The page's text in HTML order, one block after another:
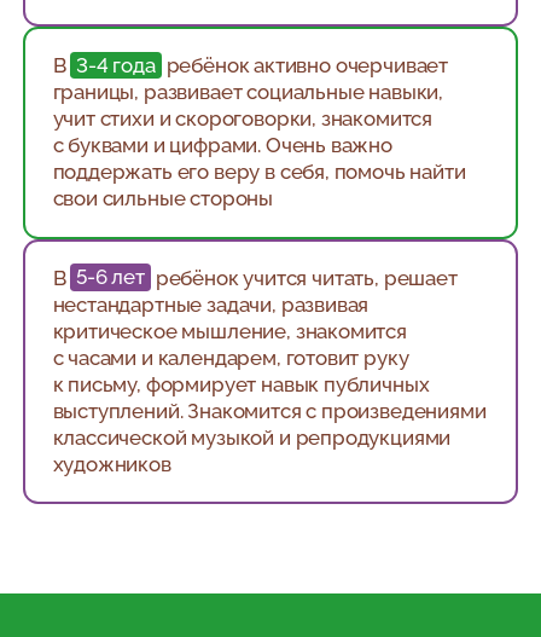
В 3-4 года ребёнок активно очерчивает
границы, развивает социальные навыки,
учит стихи и скороговорки, знакомится
с буквами и цифрами. Очень важно
поддержать его веру в себя, помочь найти
свои сильные стороны
В 5-6 лет ребёнок учится читать, решает
нестандартные задачи, развивая
критическое мышление, знакомится
с часами и календарем, готовит руку
к письму, формирует навык публичных
выступлений. Знакомится с произведениями
классической музыкой и репродукциями
художников